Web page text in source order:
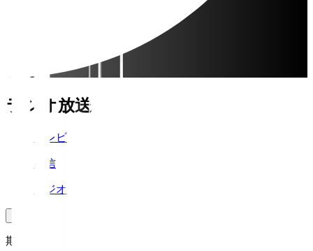
ラジオ放送
テレビ
配信
ラジオ
期間